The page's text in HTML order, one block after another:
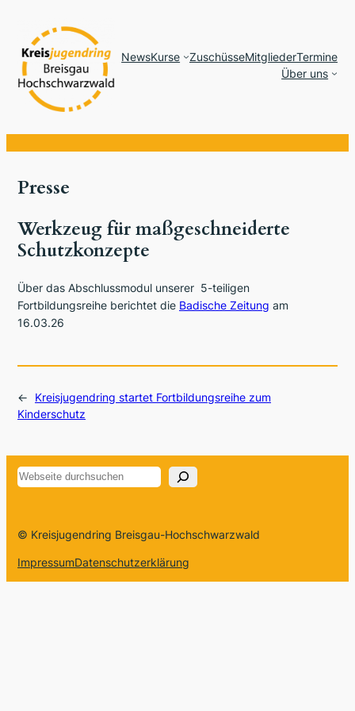
springen
NewsKurse ZuschüsseMitgliederTermine
Über uns
Presse
Werkzeug für maßgeschneiderte
Schutzkonzepte
Über das Abschlussmodul unserer 5-teiligen
Fortbildungsreihe berichtet die Badische Zeitung am
16.03.26
←
Kreisjugendring startet Fortbildungsreihe zum
Kinderschutz
Suchen
© Kreisjugendring Breisgau-Hochschwarzwald
ImpressumDatenschutzerklärung